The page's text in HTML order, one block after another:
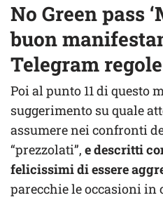
No Green pass
buon
Telegram regole
Poi al punto 11 di questo
suggerimento su quale
assumere nei confronti
“prezzolati”, e descritti
felicissimi di essere
parecchie le occasioni in